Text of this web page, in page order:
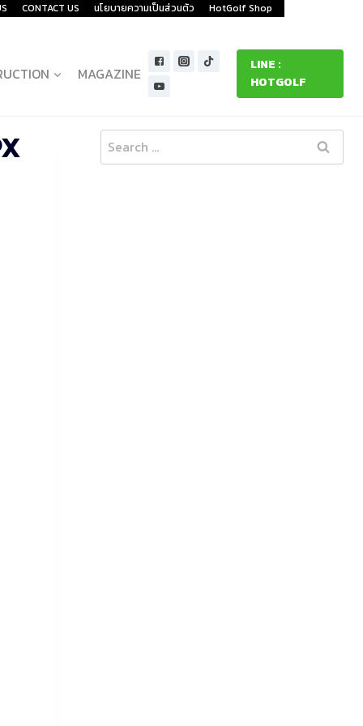
CONTACT US นโยบายความเป็นส่วนตัว HotGolf Shop
MAGAZINE
LINE :
HOTGOLF
Search
for: